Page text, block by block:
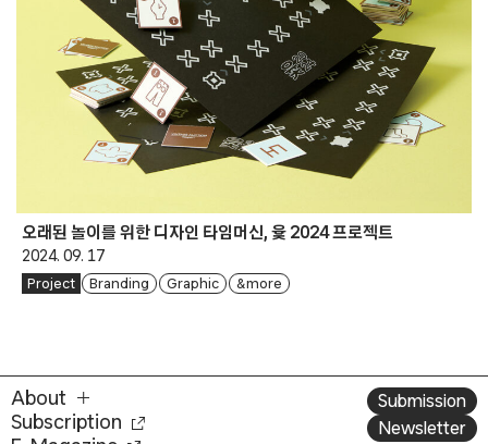
오래된 놀이를 위한 디자인 타임머신, 윷 2024 프로젝트
2024. 09. 17
Project Branding Graphic & more
About
Subscription
Submission
Newsletter